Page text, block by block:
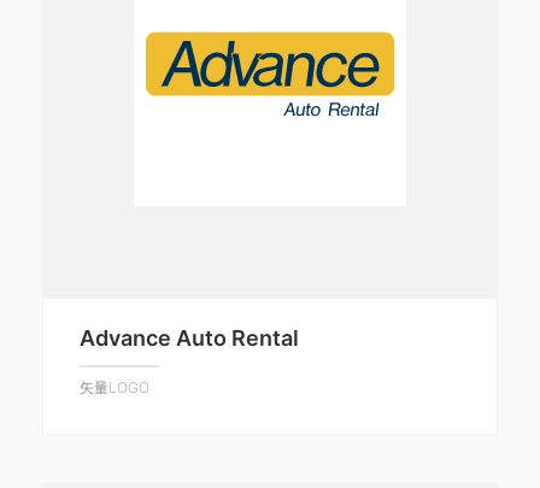
Advance Auto Rental
矢量LOGO